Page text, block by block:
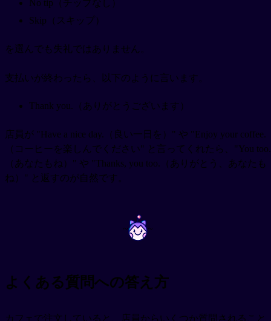
No tip（チップなし）
Skip（スキップ）
を選んでも失礼ではありません。
支払いが終わったら、以下のように言います。
Thank you.（ありがとうございます）
店員が "Have a nice day.（良い一日を）" や "Enjoy your coffee.
（コーヒーを楽しんでください" と言ってくれたら、"You too.
（あなたもね）" や "Thanks, you too.（ありがとう、あなたも
ね）" と返すのが自然です。
~ ~
よくある質問への答え方
カフェで注文していると、店員からいくつか質問されること